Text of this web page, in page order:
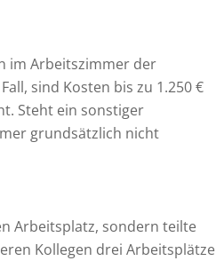
im Arbeitszimmer der
sind Kosten bis zu 1.250 €
Steht ein sonstiger
grundsätzlich nicht
Arbeitsplatz, sondern teilte
Kollegen drei Arbeitsplätze